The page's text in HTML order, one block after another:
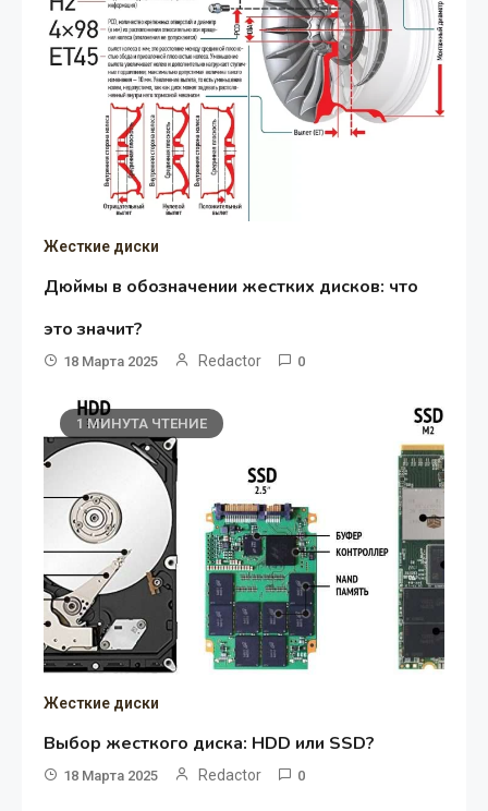
Жесткие диски
Дюймы в обозначении жестких дисков: что
это значит?
18 Марта 2025 Redactor 0
1 МИНУТА ЧТЕНИЕ
Жесткие диски
Выбор жесткого диска: HDD или SSD?
18 Марта 2025 Redactor 0